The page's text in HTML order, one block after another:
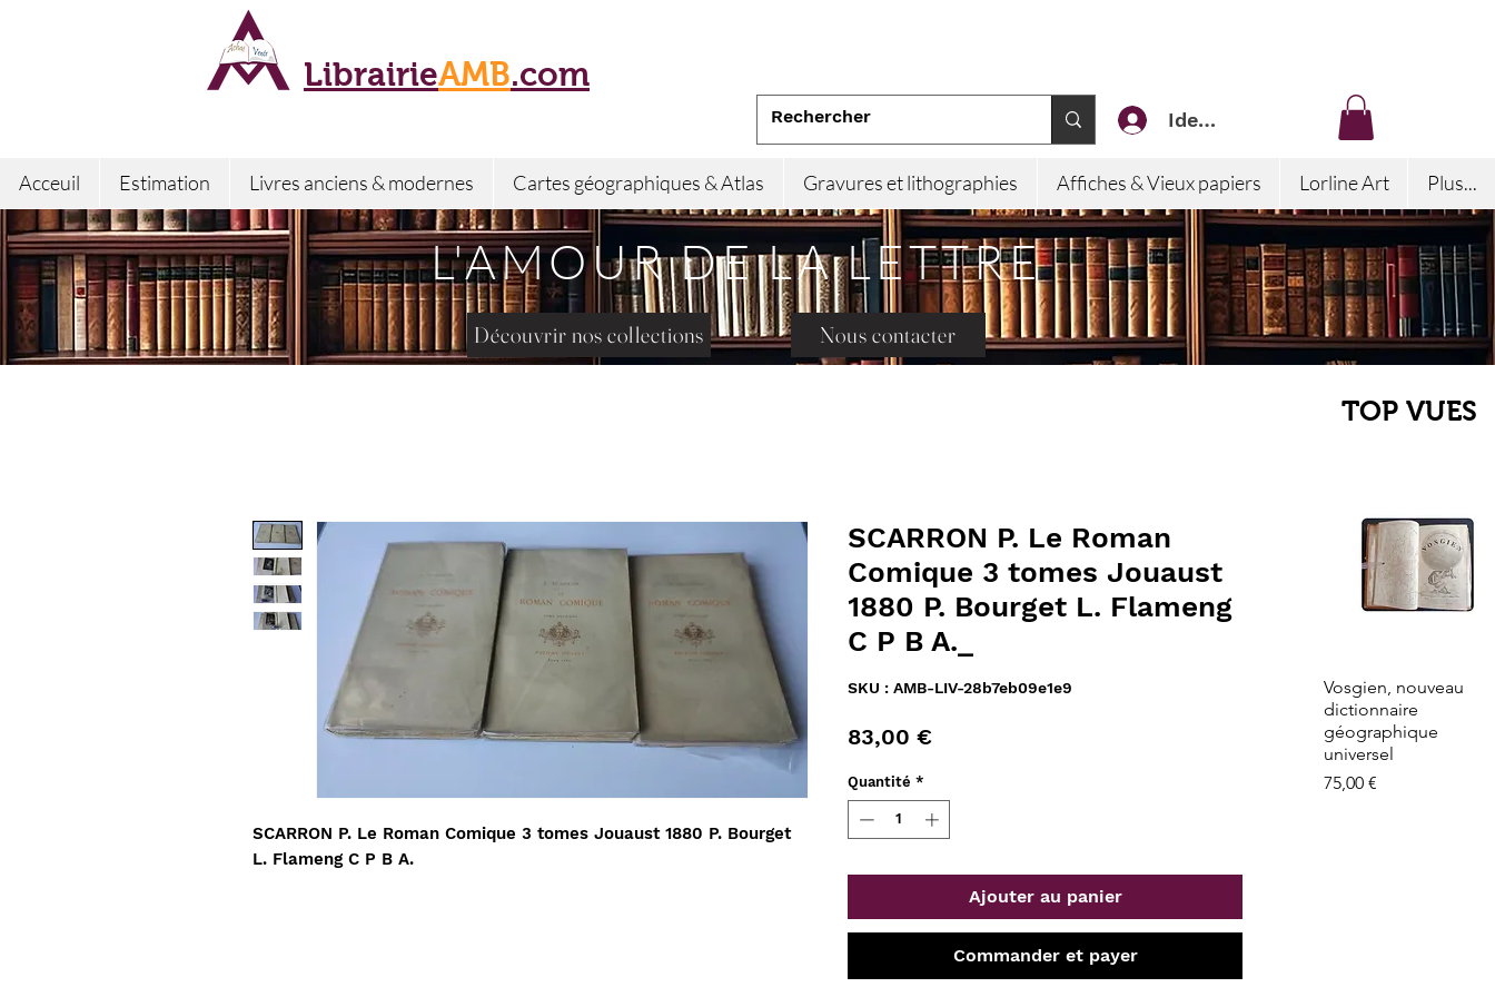
LibrairieAMB.com
Identifiez-vous
Acceuil Estimation Livres anciens & modernes Cartes géographiques & Atlas Gravures et lithographies Affiches & Vieux papiers Lorline Art Plus...
L'AMOUR DE LA LETTRE
Découvrir nos collections Nous contacter
SCARRON P. Le Roman Comique 3 tomes Jouaust 1880 P. Bourget
L. Flameng C P B A.
SCARRON P. Le Roman
Comique 3 tomes Jouaust
1880 P. Bourget L. Flameng
C P B A._
SKU : AMB-LIV-28b7eb09e1e9
83,00 €Prix
Quantité *
Ajouter au panier
Commander et payer
TOP VUES
Aperçu rapide
Vosgien, nouveau
dictionnaire
géographique
universel
Prix
75,00 €